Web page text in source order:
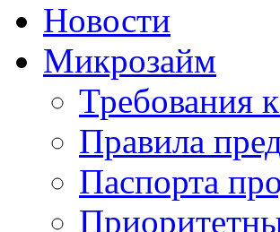
Новости
Микрозайм
Требования
Правила
Паспорта